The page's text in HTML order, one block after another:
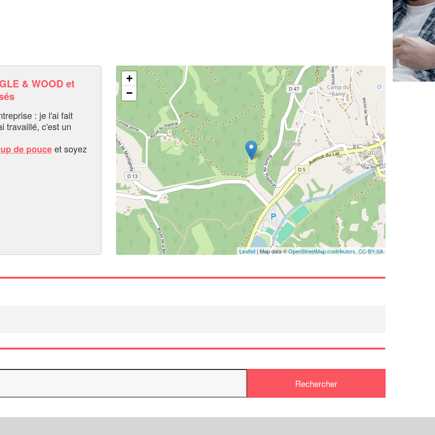
& WOOD et
: je l'ai fait
travaillé, c'est un
de pouceet soyez
+
−
Leaflet | Map data ©OpenStreetMap contributors, CC-BY-SA
✕
Vous êtes un
professionnel ?
Augmentez votrechiffre d'affaires
vosmarges
tout en gagnant de
nouveaux clients!
En savoir plus